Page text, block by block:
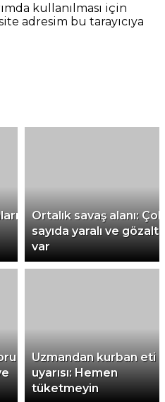
kullanılması için
adresim bu tarayıcıya
Ortalık savaş alanı: Çok
sayıda yaralı ve gözaltı
var
Uzmandan kurban eti
uyarısı: Hemen
tüketmeyin